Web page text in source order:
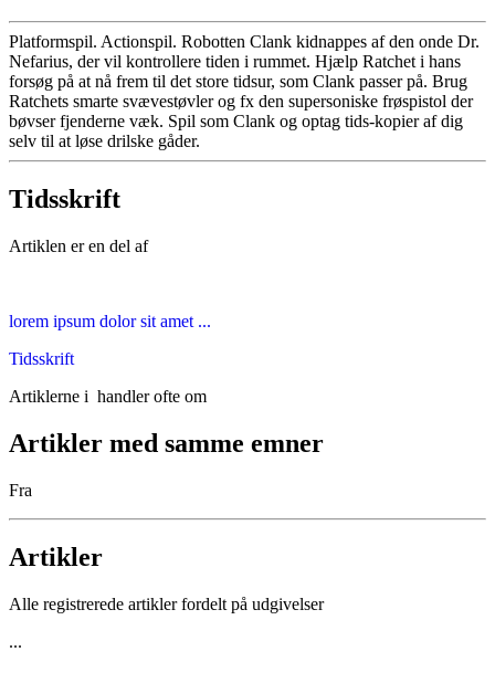
Platformspil. Actionspil. Robotten Clank kidnappes af den onde Dr.
Nefarius, der vil kontrollere tiden i rummet. Hjælp Ratchet i hans
forsøg på at nå frem til det store tidsur, som Clank passer på. Brug
Ratchets smarte svævestøvler og fx den supersoniske frøspistol der
bøvser fjenderne væk. Spil som Clank og optag tids-kopier af dig
selv til at løse drilske gåder.
Tidsskrift
Artiklen er en del af
lorem ipsum dolor sit amet ...
Tidsskrift
Artiklerne i handler ofte om
Artikler med samme emner
Fra
Artikler
Alle registrerede artikler fordelt på udgivelser
...